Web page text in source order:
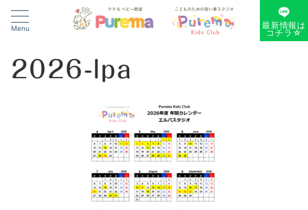
Menu 最新情報は
コチラ☆
2026-lpa